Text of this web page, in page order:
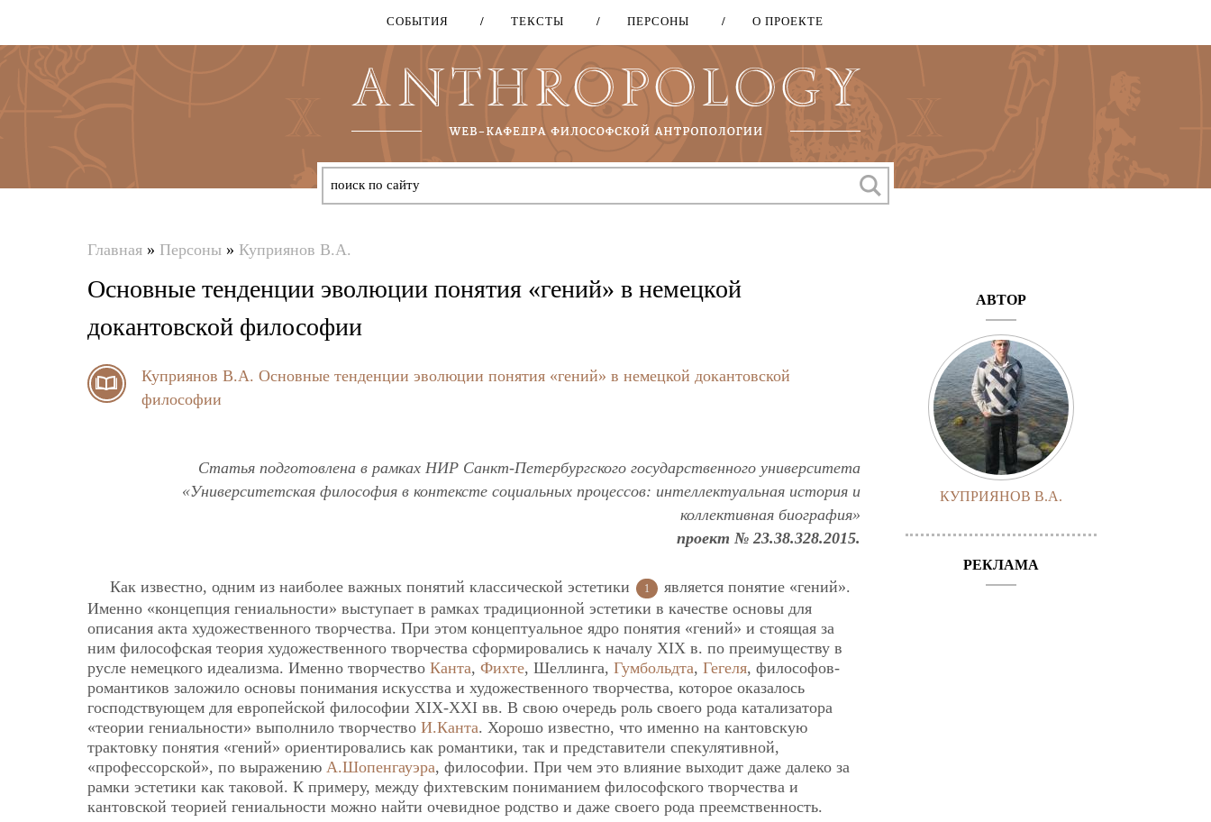
Перейти
основному
содержанию
СОБЫТИЯ ТЕКСТЫ ПЕРСОНЫ О ПРОЕКТЕ
здесь
Главная » Персоны » Куприянов В.А.
Основные тенденции эволюции понятия «гений» в немецкой
докантовской философии
Куприянов В.А. Основные тенденции эволюции понятия «гений» в немецкой докантовской
философии
Статья подготовлена в рамках НИР Санкт-Петербургского государственного университета
«Университетская философия в контексте социальных процессов: интеллектуальная история и
коллективная биография»
проект № 23.38.328.2015.
Как известно, одним из наиболее важных понятий классической эстетики 1
является понятие «гений».
Именно «концепция гениальности» выступает в рамках традиционной эстетики в качестве основы для
описания акта художественного творчества. При этом концептуальное ядро понятия «гений» и стоящая за
ним философская теория художественного творчества сформировались к началу XIX в. по преимуществу в
русле немецкого идеализма. Именно творчество Канта, Фихте, Шеллинга, Гумбольдта, Гегеля, философов-
романтиков заложило основы понимания искусства и художественного творчества, которое оказалось
господствующем для европейской философии XIX-XXI вв. В свою очередь роль своего рода катализатора
«теории гениальности» выполнило творчество И.Канта. Хорошо известно, что именно на кантовскую
трактовку понятия «гений» ориентировались как романтики, так и представители спекулятивной,
«профессорской», по выражению А.Шопенгауэра, философии. При чем это влияние выходит даже далеко за
рамки эстетики как таковой. К примеру, между фихтевским пониманием философского творчества и
кантовской теорией гениальности можно найти очевидное родство и даже своего рода преемственность.
АВТОР
КУПРИЯНОВ В.А.
РЕКЛАМА